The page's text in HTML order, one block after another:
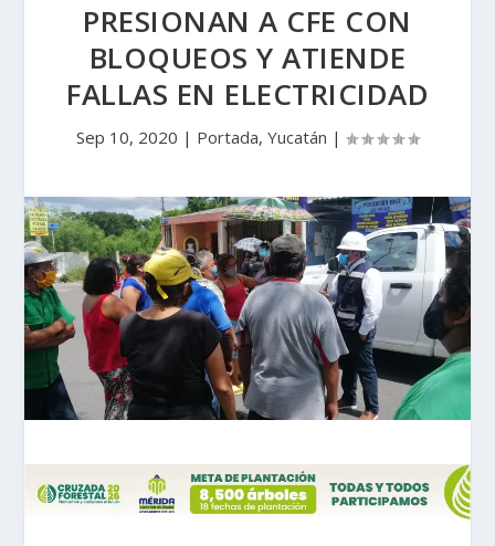
PRESIONAN A CFE CON
BLOQUEOS Y ATIENDE
FALLAS EN ELECTRICIDAD
Sep 10, 2020 | Portada, Yucatán |